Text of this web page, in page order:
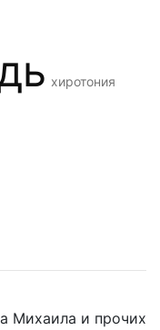
хиротония
Михаила и прочих